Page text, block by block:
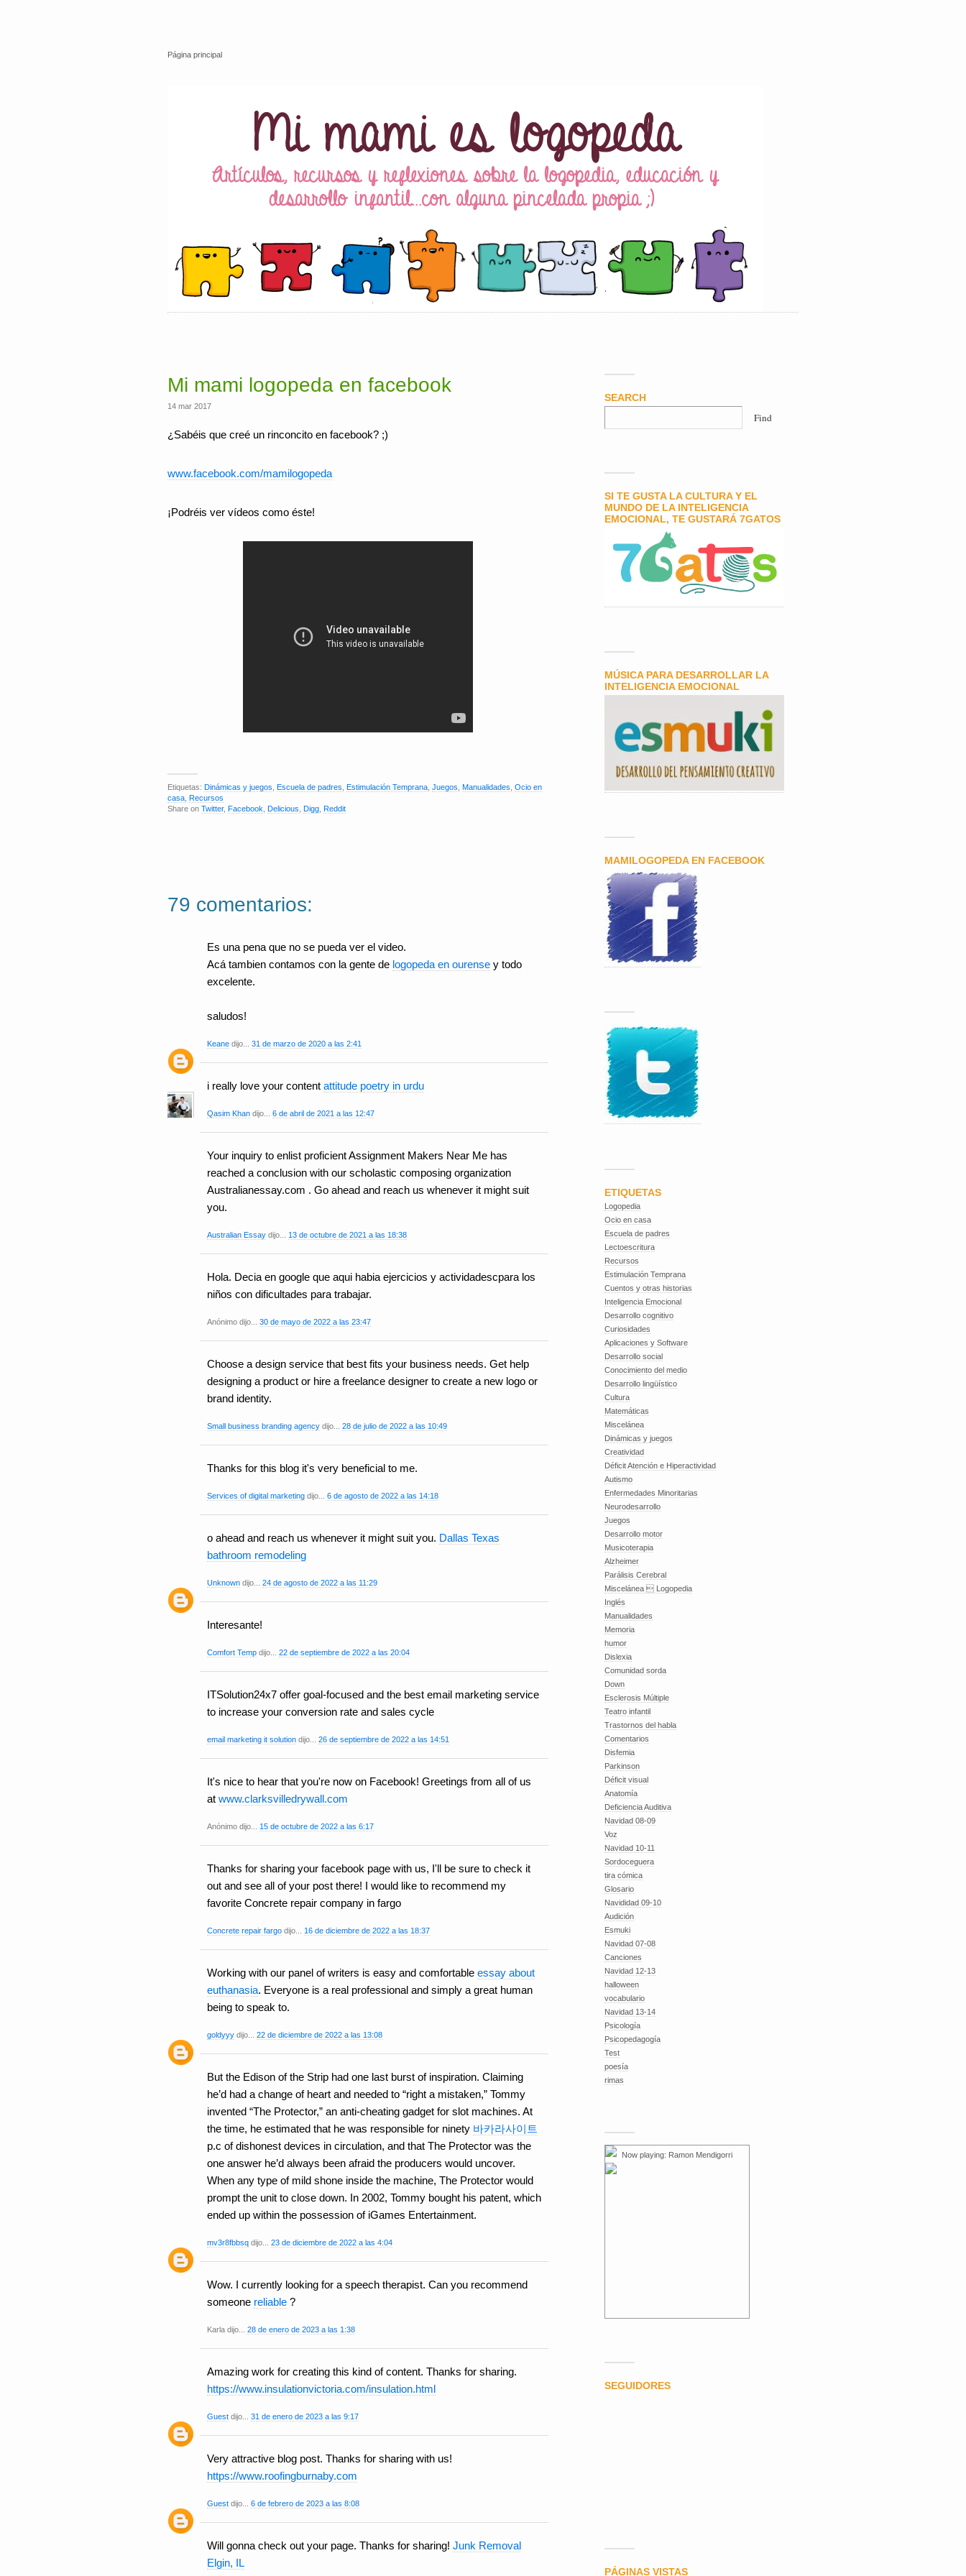
Página principal
Mi mami logopeda en facebook
14 mar 2017
¿Sabéis que creé un rinconcito en facebook? ;)
www.facebook.com/mamilogopeda
¡Podréis ver vídeos como éste!
Etiquetas: Dinámicas y juegos Escuela de padres Estimulación Temprana Juegos Manualidades Ocio en
casa Recursos
Share on Twitter, Facebook Delicious Digg Reddit
79 comentarios:
Es una pena que no se pueda ver el video.
Acá tambien contamos con la gente de logopeda en ourense y todo
excelente.
saludos!
Keane dijo... 31 de marzo de 2020 a las 2:41
i really love your content attitude poetry in urdu
Qasim Khan dijo... 6 de abril de 2021 a las 12:47
Your inquiry to enlist proficient Assignment Makers Near Me has
reached a conclusion with our scholastic composing organization
Australianessay.com . Go ahead and reach us whenever it might suit
you.
Australian Essay dijo... 13 de octubre de 2021 a las 18:38
Hola. Decia en google que aqui habia ejercicios y actividadescpara los
niños con dificultades para trabajar.
Anónimo dijo... 30 de mayo de 2022 a las 23:47
Choose a design service that best fits your business needs. Get help
designing a product or hire a freelance designer to create a new logo or
brand identity.
Small business branding agency dijo... 28 de julio de 2022 a las 10:49
Thanks for this blog it's very beneficial to me.
Services of digital marketing dijo... 6 de agosto de 2022 a las 14:18
o ahead and reach us whenever it might suit you. Dallas Texas
bathroom remodeling
Unknown dijo... 24 de agosto de 2022 a las 11:29
Interesante!
Comfort Temp dijo... 22 de septiembre de 2022 a las 20:04
ITSolution24x7 offer goal-focused and the best email marketing service
to increase your conversion rate and sales cycle
email marketing it solution dijo... 26 de septiembre de 2022 a las 14:51
It's nice to hear that you're now on Facebook! Greetings from all of us
at www.clarksvilledrywall.com
Anónimo dijo... 15 de octubre de 2022 a las 6:17
Thanks for sharing your facebook page with us, I'll be sure to check it
out and see all of your post there! I would like to recommend my
favorite Concrete repair company in fargo
Concrete repair fargo dijo... 16 de diciembre de 2022 a las 18:37
Working with our panel of writers is easy and comfortable essay about
euthanasia. Everyone is a real professional and simply a great human
being to speak to.
goldyyy dijo... 22 de diciembre de 2022 a las 13:08
But the Edison of the Strip had one last burst of inspiration. Claiming
he’d had a change of heart and needed to “right a mistaken,” Tommy
invented “The Protector,” an anti-cheating gadget for slot machines. At
the time, he estimated that he was responsible for ninety 바카라사이트
p.c of dishonest devices in circulation, and that The Protector was the
one answer he’d always been afraid the producers would uncover.
When any type of mild shone inside the machine, The Protector would
prompt the unit to close down. In 2002, Tommy bought his patent, which
ended up within the possession of iGames Entertainment.
mv3r8fbbsq dijo... 23 de diciembre de 2022 a las 4:04
Wow. I currently looking for a speech therapist. Can you recommend
someone reliable ?
Karla dijo... 28 de enero de 2023 a las 1:38
Amazing work for creating this kind of content. Thanks for sharing.
https://www.insulationvictoria.com/insulation.html
Guest dijo... 31 de enero de 2023 a las 9:17
Very attractive blog post. Thanks for sharing with us!
https://www.roofingburnaby.com
Guest dijo... 6 de febrero de 2023 a las 8:08
Will gonna check out your page. Thanks for sharing! Junk Removal
Elgin, IL
SEARCH
SI TE GUSTA LA CULTURA Y EL
MUNDO DE LA INTELIGENCIA
EMOCIONAL, TE GUSTARÁ 7GATOS
MÚSICA PARA DESARROLLAR LA
INTELIGENCIA EMOCIONAL
MAMILOGOPEDA EN FACEBOOK
ETIQUETAS
Logopedia
Ocio en casa
Escuela de padres
Lectoescritura
Recursos
Estimulación Temprana
Cuentos y otras historias
Inteligencia Emocional
Desarrollo cognitivo
Curiosidades
Aplicaciones y Software
Desarrollo social
Conocimiento del medio
Desarrollo lingüístico
Cultura
Matemáticas
Miscelánea
Dinámicas y juegos
Creatividad
Déficit Atención e Hiperactividad
Autismo
Enfermedades Minoritarias
Neurodesarrollo
Juegos
Desarrollo motor
Musicoterapia
Alzheimer
Parálisis Cerebral
Miscelánea  Logopedia
Inglés
Manualidades
Memoria
humor
Dislexia
Comunidad sorda
Down
Esclerosis Múltiple
Teatro infantil
Trastornos del habla
Comentarios
Disfemia
Parkinson
Déficit visual
Anatomía
Deficiencia Auditiva
Navidad 08-09
Voz
Navidad 10-11
Sordoceguera
tira cómica
Glosario
Navididad 09-10
Audición
Esmuki
Navidad 07-08
Canciones
Navidad 12-13
halloween
vocabulario
Navidad 13-14
Psicología
Psicopedagogía
Test
poesía
rimas
Now playing: Ramon Mendigorri
SEGUIDORES
PÁGINAS VISTAS